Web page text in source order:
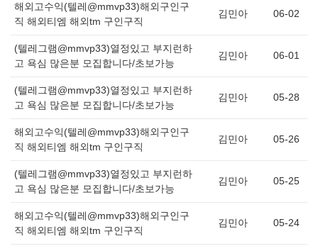
해외고수익(텔레@mmvp33)해외구인구
직 해외티엠 해외tm 구인구직
김민아 06-02
(텔레그램@mmvp33)열정있고 부지런하
고 욕심 많은분 모집합니다/초보가능
김민아 06-01
(텔레그램@mmvp33)열정있고 부지런하
고 욕심 많은분 모집합니다/초보가능
김민아 05-28
해외고수익(텔레@mmvp33)해외구인구
직 해외티엠 해외tm 구인구직
김민아 05-26
(텔레그램@mmvp33)열정있고 부지런하
고 욕심 많은분 모집합니다/초보가능
김민아 05-25
해외고수익(텔레@mmvp33)해외구인구
직 해외티엠 해외tm 구인구직
김민아 05-24